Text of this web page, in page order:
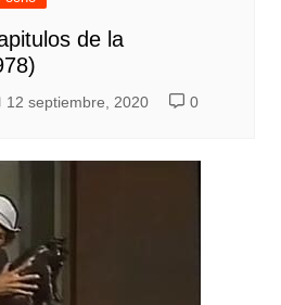
de la
12 septiembre, 2020 0